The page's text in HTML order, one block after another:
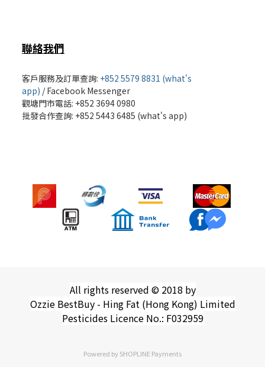
聯絡我們
客戶服務及訂單查詢: +852 5579 8831 (what's
app) /Facebook Messenger
觀塘門市電話: +852 3694 0980
批發合作查詢: +852 5443 6485 (what's app)
All rights reserved © 2018 by
Ozzie BestBuy - Hing Fat (Hong Kong) Limited
Pesticides Licence No.: F032959
Powered bySHOPLINE Payments